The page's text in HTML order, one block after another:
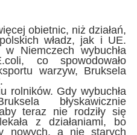
obietnic, niż działań,
władz, jak i UE.
Niemczech wybuchła
co spowodowało
warzyw, Bruksela
rolników. Gdy wybuchła
błyskawicznie
teraz nie rodziły się
z działaniami, bo
nowych, a nie starych